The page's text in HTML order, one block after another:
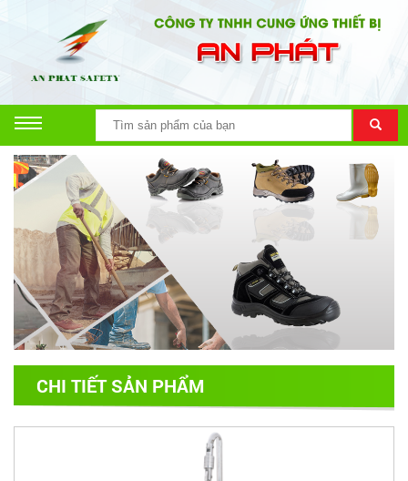
CHI TIẾT SẢN PHẨM